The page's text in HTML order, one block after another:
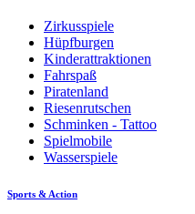
Zirkusspiele
Hüpfburgen
Kinderattraktionen
Fahrspaß
Piratenland
Riesenrutschen
Schminken - Tattoo
Spielmobile
Wasserspiele
Sports & Action